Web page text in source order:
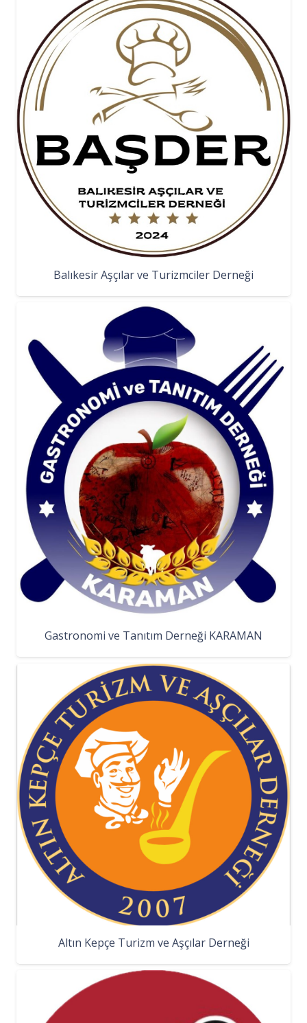
Balıkesir Aşçılar ve Turizmciler Derneği
Gastronomi ve Tanıtım Derneği KARAMAN
Altın Kepçe Turizm ve Aşçılar Derneği